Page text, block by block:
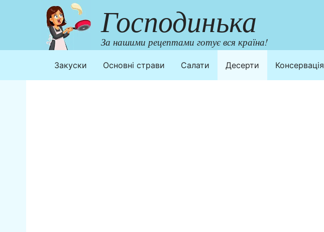
Господинька
За нашими рецептами готує вся країна!
Закуски Основні страви Салати Десерти Консервація